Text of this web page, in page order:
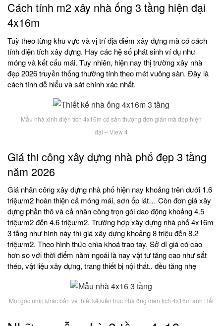
Cách tính m2 xây nhà ống 3 tầng hiện đại
4x16m
Tuỳ theo từng khu vực và vị trí địa điểm xây dựng mà có cách
tính diện tích xây dựng. Hay các hệ số phát sinh ví dụ như
móng và kết cấu mái. Tuy nhiên, hiện nay thị trường xây nhà
đẹp 2026 truyền thống thường tính theo mét vuông sàn. Đây là
cách tính dễ hiểu và sát chính xác nhất.
Mẫu nhà xinh diện tích 4x16m có sân thượng đơn giản mà đẹp hiện
đại – View 4
Giá thi công xây dựng nhà phố đẹp 3 tầng
năm 2026
Giá nhân công xây dựng nhà phố hiện nay khoảng trên dưới 1.6
triệu/m2 hoàn thiện cả móng mái, sơn ốp lát… Còn đơn giá xây
dựng phần thô và cả nhân công trọn gói dao động khoảng 4.5
triệu/m2 đến 4.6 triệu/m2. Trường hợp xây dựng nhà phố 4x16m
3 tầng như hình này thì giá xây dựng khoảng 8 triệu đến 8.2
triệu/m2. Theo hình thức chìa khoá trao tay. Sở dĩ giá có cao
hơn so với thời điểm năm ngoái là nay vật tư tăng cao như sắt
thép, vật liệu xây dựng, trang thiết bị nội thất.. đều tăng nhẹ
Một góc nhìn khác bản vẽ thiết kế kiến trúc nhà ống diện tích 4x16m anh Hải